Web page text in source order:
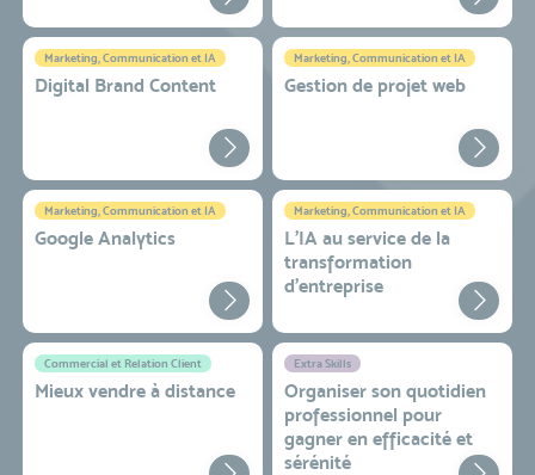
Marketing, Communication et IA
Digital Brand Content
Marketing, Communication et IA
Gestion de projet web
Marketing, Communication et IA
Google Analytics
Marketing, Communication et IA
L'IA au service de la
transformation
d'entreprise
Commercial et Relation Client
Mieux vendre à distance
Extra Skills
Organiser son quotidien
professionnel pour
gagner en efficacité et
sérénité